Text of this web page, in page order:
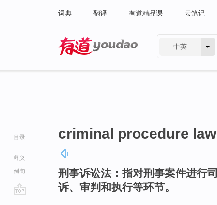
词典 翻译 有道精品课 云笔记
中英
目录
释义
例句
criminal procedure law
刑事诉讼法：指对刑事案件进行
诉、审判和执行等环节。